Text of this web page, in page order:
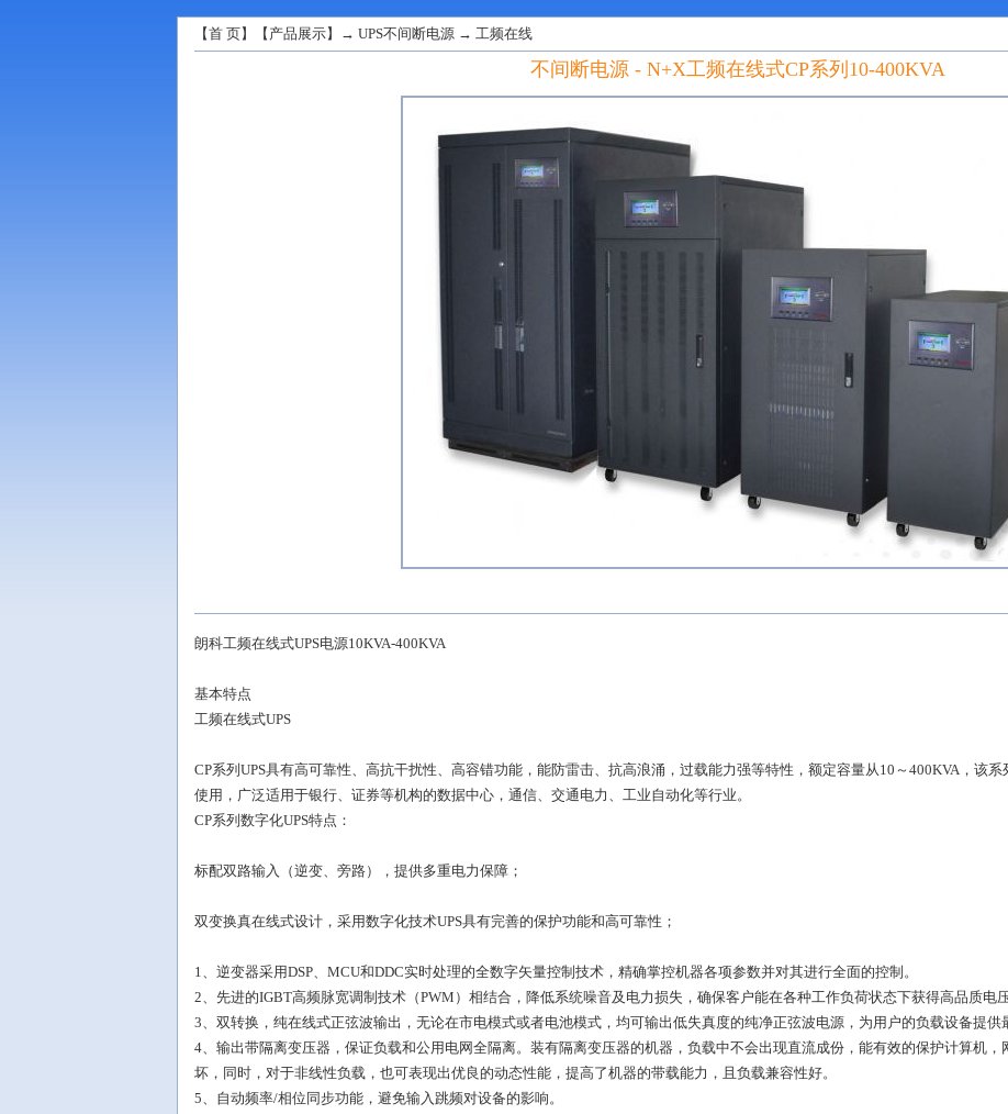
【首 页】【 产品展示】→ UPS不间断电源 → 工频在线
不间断电源 - N+X工频在线式CP系列10-400KVA
朗科工频在线式UPS电源10KVA-400KVA
基本特点
工频在线式UPS
CP系列UPS具有高可靠性、高抗干扰性、高容错功能，能防雷击、抗高浪涌，过载能力强等特性，额定容量从10～400KVA，该
使用，广泛适用于银行、证券等机构的数据中心，通信、交通电力、工业自动化等行业。
CP系列数字化UPS特点：
标配双路输入（逆变、旁路），提供多重电力保障；
双变换真在线式设计，采用数字化技术UPS具有完善的保护功能和高可靠性；
1、逆变器采用DSP、MCU和DDC实时处理的全数字矢量控制技术，精确掌控机器各项参数并对其进行全面的控制。
2、先进的IGBT高频脉宽调制技术（PWM）相结合，降低系统噪音及电力损失，确保客户能在各种工作负荷状态下获得高品质电
3、双转换，纯在线式正弦波输出，无论在市电模式或者电池模式，均可输出低失真度的纯净正弦波电源，为用户的负载设备提供
4、输出带隔离变压器，保证负载和公用电网全隔离。装有隔离变压器的机器，负载中不会出现直流成份，能有效的保护计算机
坏，同时，对于非线性负载，也可表现出优良的动态性能，提高了机器的带载能力，且负载兼容性好。
5、自动频率/相位同步功能，避免输入跳频对设备的影响。